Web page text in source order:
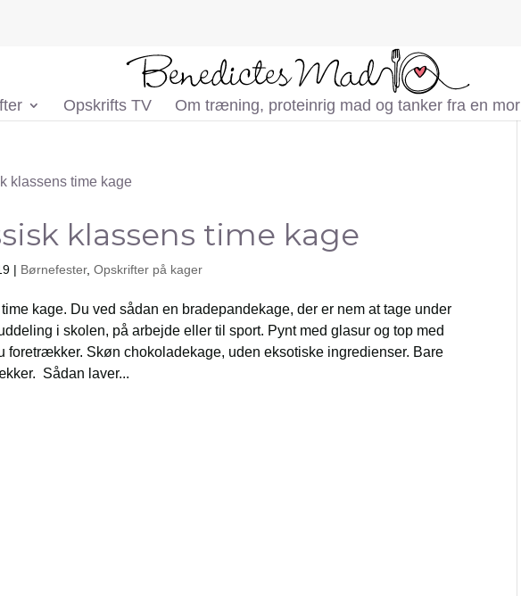
Opskrifts TV Om træning, proteinrig mad og tanker fra en mor
klassens time kage
| Børnefester, Opskrifter på kager
kage. Du ved sådan en bradepandekage, der er nem at tage under
i skolen, på arbejde eller til sport. Pynt med glasur og top med
foretrækker. Skøn chokoladekage, uden eksotiske ingredienser. Bare
Sådan laver...